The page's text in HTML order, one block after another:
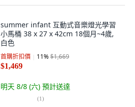
summer infant 互動式音樂燈光學習
小馬桶 38 x 27 x 42cm 18個月~4歲,
白色
首購折扣價 11%$1,669
$1,469
明天 8/8 (六) 預計送達
(1)